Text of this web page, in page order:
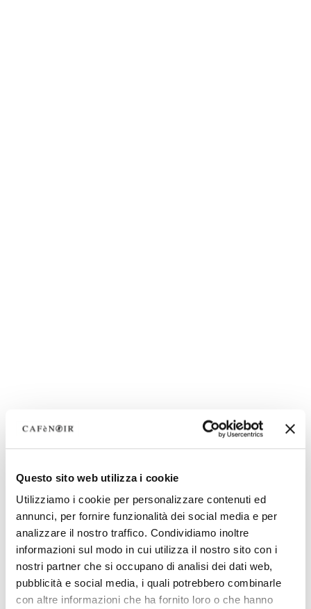
Questo sito web utilizza i cookie
Utilizziamo i cookie per personalizzare contenuti ed
annunci, per fornire funzionalità dei social media e per
analizzare il nostro traffico. Condividiamo inoltre
informazioni sul modo in cui utilizza il nostro sito con i
nostri partner che si occupano di analisi dei dati web,
pubblicità e social media, i quali potrebbero combinarle
con altre informazioni che ha fornito loro o che hanno